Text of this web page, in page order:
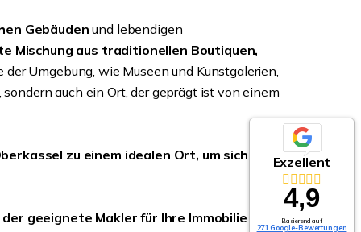
Gebäudenund lebendigen
Mischung aus traditionellen Boutiquen,
Umgebung, wie Museen und Kunstgalerien,
auch ein Ort, der geprägt ist von einem
zu einem idealen Ort, um sich
der geeignete Makler für Ihre Immobilie in der
Exzellent
4,9
Basierend auf
271 Google-Bewertungen